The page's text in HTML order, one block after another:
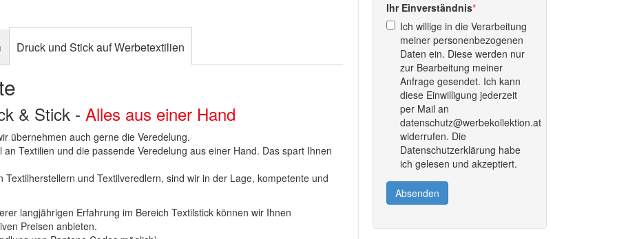
Ihr Einverständnis
Ich willige in die Verarbeitung
meiner personenbezogenen
Daten ein. Diese werden nur
zur Bearbeitung meiner
Anfrage gesendet. Ich kann
diese Einwilligung jederzeit
per Mail an
datenschutz@werbekollektion.at
widerrufen. Die
Datenschutzerklärung habe
ich gelesen und akzeptiert.
Absenden
Druck und Stick auf Werbetextilien
& Stick -Alles aus einer Hand
übernehmen auch gerne die Veredelung.
Textilien und die passende Veredelung aus einer Hand. Das spart Ihnen
und Textilveredlern, sind wir in der Lage, kompetente und
langjährigen Erfahrung im Bereich Textilstick können wir Ihnen
Preisen anbieten.